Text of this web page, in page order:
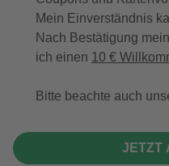
Mein Einverständnis
Nach Bestätigung
ich einen 10 €
Bitte beachte auch
JETZT